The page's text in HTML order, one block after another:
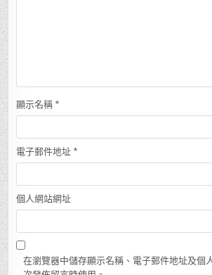
顯示名稱 *
電子郵件地址 *
個人網站網址
在瀏覽器中儲存顯示名稱、電子郵件地址及個